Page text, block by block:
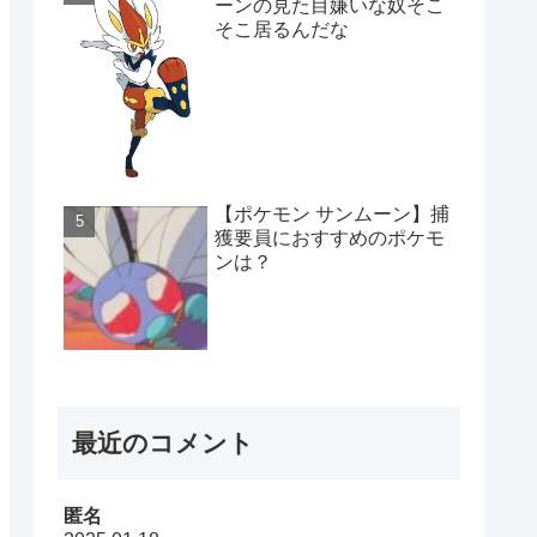
ーンの見た目嫌いな奴そこ
そこ居るんだな
【ポケモン サンムーン】捕
獲要員におすすめのポケモ
ンは？
最近のコメント
匿名